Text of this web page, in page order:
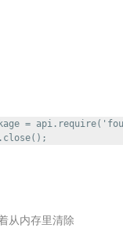
=
从内存里清除